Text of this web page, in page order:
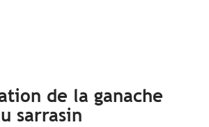
de la ganache
sarrasin